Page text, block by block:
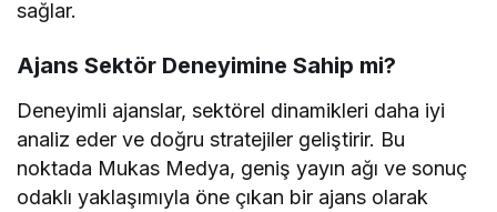
sağlar.
Ajans Sektör Deneyimine Sahip mi?
Deneyimli ajanslar, sektörel dinamikleri daha iyi
analiz eder ve doğru stratejiler geliştirir. Bu
noktada Mukas Medya, geniş yayın ağı ve sonuç
odaklı yaklaşımıyla öne çıkan bir ajans olarak